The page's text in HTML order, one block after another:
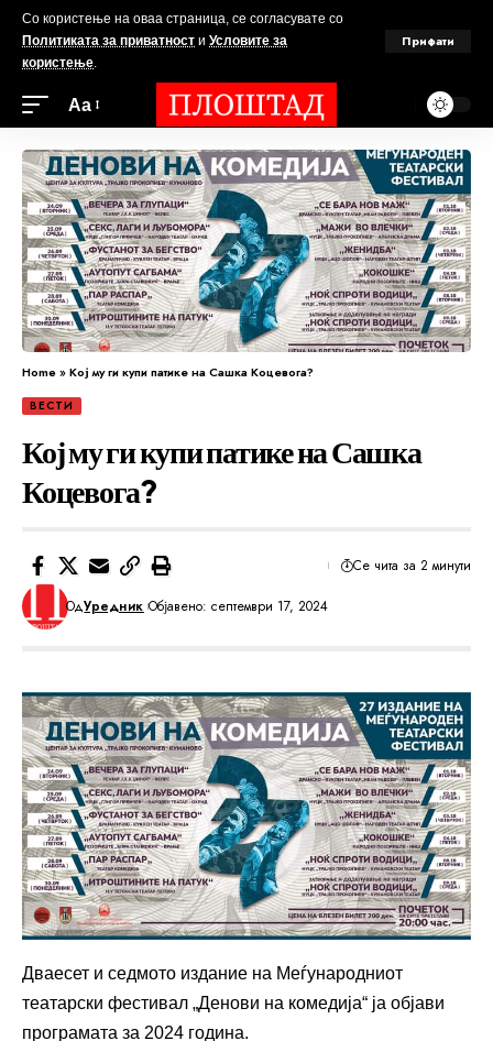
Со користење на оваа страница, се согласувате со
Политиката за приватност и Условите за
користење.
Прифати
Аа
Home»Кој му ги купи патике на Сашка Коцевога?
ВЕСТИ
Кој му ги купи патике на Сашка
Коцевога?
ОдУредник Објавено: септември 17, 2024
Се чита за 2 минути
Дваесет и седмото издание на Меѓународниот
театарски фестивал „Денови на комедија“ ја објави
програмата за 2024 година.